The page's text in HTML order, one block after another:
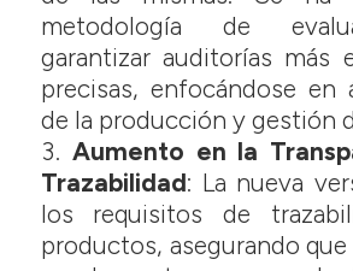
metodología de
garantizar auditorías más
precisas, enfocándose en
de la producción y gestión
Aumento en la
Trazabilidad: La nueva
los requisitos de
productos, asegurando que